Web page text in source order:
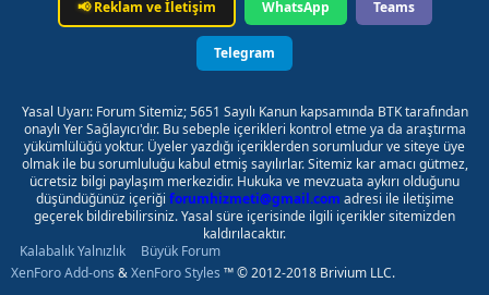
📢Reklam ve İletişim WhatsApp Teams
Telegram
Yasal Uyarı: Forum Sitemiz; 5651 Sayılı Kanun kapsamında BTK tarafından
onaylı Yer Sağlayıcı'dır. Bu sebeple içerikleri kontrol etme ya da araştırma
yükümlülüğü yoktur. Üyeler yazdığı içeriklerden sorumludur ve siteye üye
olmak ile bu sorumluluğu kabul etmiş sayılırlar. Sitemiz kar amacı gütmez,
ücretsiz bilgi paylaşım merkezidir. Hukuka ve mevzuata aykırı olduğunu
düşündüğünüz içeriği forumhizmeti@gmail.com adresi ile iletişime
geçerek bildirebilirsiniz. Yasal süre içerisinde ilgili içerikler sitemizden
kaldırılacaktır.
Kalabalık Yalnızlık
Büyük Forum
XenForo Add-ons &XenForo Styles ™ © 2012-2018 Brivium LLC.